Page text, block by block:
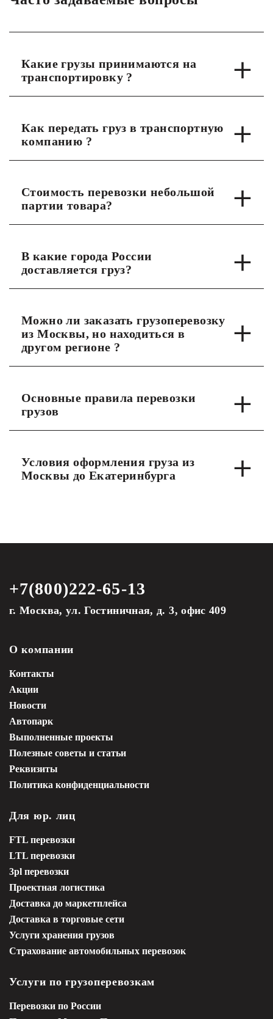
Какие грузы принимаются на
транспортировку ?
Как передать груз в транспортную
компанию ?
Стоимость перевозки небольшой
партии товара?
В какие города России
доставляется груз?
Можно ли заказать грузоперевозку
из Москвы, но находиться в
другом регионе ?
Основные правила перевозки
грузов
Условия оформления груза из
Москвы до Екатеринбурга
+7(800)222-65-13
г. Москва, ул. Гостиничная, д. 3, офис 409
О компании
Контакты
Акции
Новости
Автопарк
Выполненные проекты
Полезные советы и статьи
Реквизиты
Политика конфиденциальности
Для юр. лиц
FTL перевозки
LTL перевозки
3pl перевозки
Проектная логистика
Доставка до маркетплейса
Доставка в торговые сети
Услуги хранения грузов
Страхование автомобильных перевозок
Услуги по грузоперевозкам
Перевозки по России